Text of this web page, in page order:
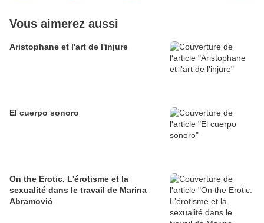
Vous aimerez aussi
Aristophane et l'art de l'injure
El cuerpo sonoro
On the Erotic. L'érotisme et la
sexualité dans le travail de Marina
Abramović